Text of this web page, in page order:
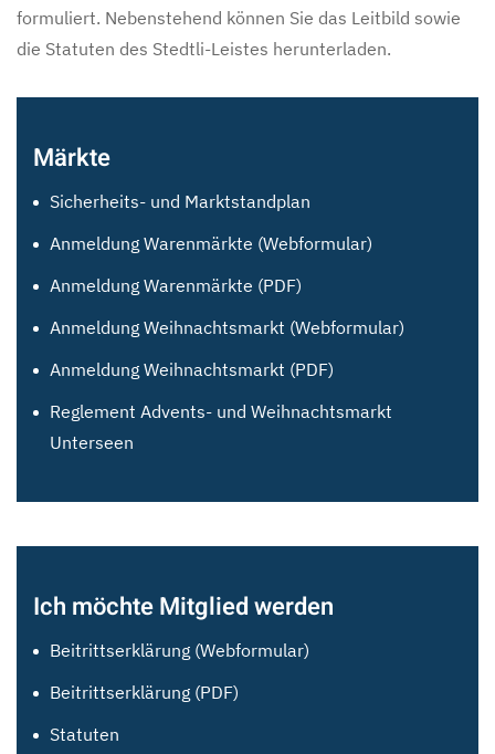
formuliert. Nebenstehend können Sie das Leitbild sowie
die Statuten des Stedtli-Leistes herunterladen.
Märkte
Sicherheits- und Marktstandplan
Anmeldung Warenmärkte (Webformular)
Anmeldung Warenmärkte (PDF)
Anmeldung Weihnachtsmarkt (Webformular)
Anmeldung Weihnachtsmarkt (PDF)
Reglement Advents- und Weihnachtsmarkt
Unterseen
Ich möchte Mitglied werden
Beitrittserklärung (Webformular)
Beitrittserklärung (PDF)
Statuten